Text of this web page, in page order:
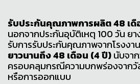
รับประกันคุณภาพการผลิต 48 เดื
นอกจากประกันอุบัติเหตุ 100 วัน ย
รับการรับประกันคุณภาพจากโรงงา
ยาวนานถึง 48 เดือน (4 ปี)นับจา
ครอบคลุมกรณีความบกพร่องจากวั
หรือการออกแบบ